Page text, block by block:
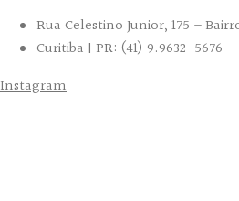
Rua Celestino Junior, 175 –
Curitiba | PR: (41) 9.9632-5676
Instagram